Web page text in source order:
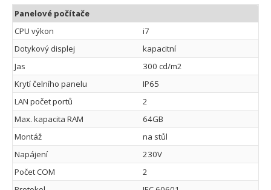
Panelové počítače
CPU výkon
i7
Dotykový displej
kapacitní
Jas
300 cd/m2
Krytí čelního panelu
IP65
LAN počet portů
2
Max. kapacita RAM
64GB
Montáž
na stůl
Napájení
230V
Počet COM
2